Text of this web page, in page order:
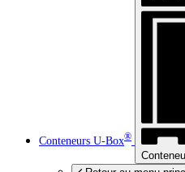
Conteneurs U-Box®